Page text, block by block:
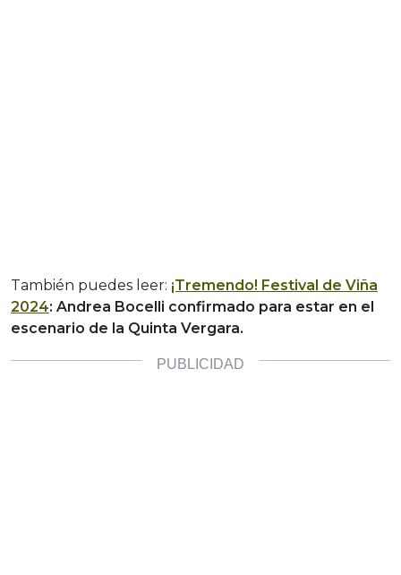
También puedes leer: ¡Tremendo! Festival de Viña
2024: Andrea Bocelli confirmado para estar en el
escenario de la Quinta Vergara.